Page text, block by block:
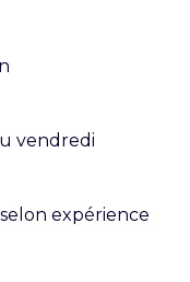
vendredi
expérience